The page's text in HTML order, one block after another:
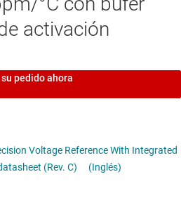
activación
su pedido ahora
Voltage Reference With Integrated
(Rev. C)
(Inglés)